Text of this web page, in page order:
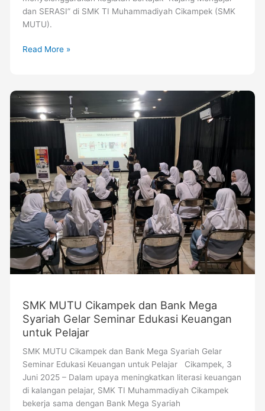
dan SERASI” di SMK TI Muhammadiyah Cikampek (SMK
MUTU).
Read More »
SMK MUTU Cikampek dan Bank Mega
Syariah Gelar Seminar Edukasi Keuangan
untuk Pelajar
SMK MUTU Cikampek dan Bank Mega Syariah Gelar
Seminar Edukasi Keuangan untuk Pelajar Cikampek, 3
Juni 2025 – Dalam upaya meningkatkan literasi keuangan
di kalangan pelajar, SMK TI Muhammadiyah Cikampek
bekerja sama dengan Bank Mega Syariah
SMK
MUTU
Cikampek
Bank
Mega
Syariah
Gelar
Seminar
Edukasi
Keuangan
untuk
Pelajar